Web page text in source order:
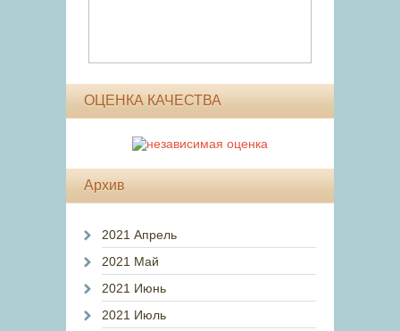
ОЦЕНКА КАЧЕСТВА
Архив
2021 Апрель
2021 Май
2021 Июнь
2021 Июль